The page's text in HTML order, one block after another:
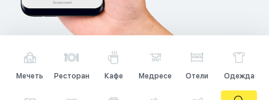
Мечеть Ресторан Кафе Медресе Отели Одежда